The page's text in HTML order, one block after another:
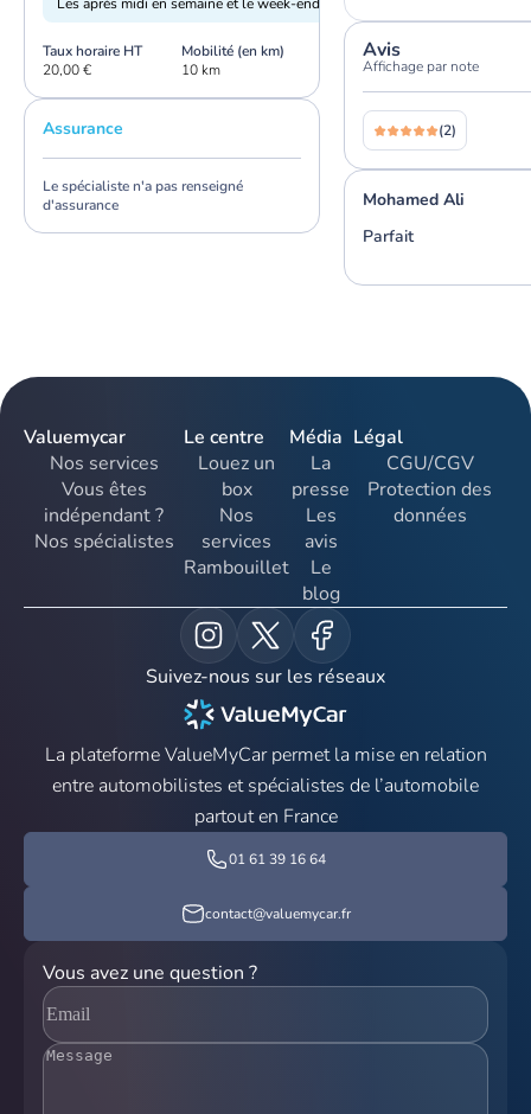
Taux horaire HT
20,00 €
Mobilité (en km)
10 km
Assurance
Le spécialiste n'a pas renseigné
d'assurance
Avis
Affichage par note
(2)
Mohamed Ali
Parfait
Valuemycar
Nos services
Vous êtes
indépendant ?
Nos spécialistes
Le centre
Louez un
box
Nos
services
Rambouillet
Média
La
presse
Les
avis
Le
blog
Légal
CGU/CGV
Protection des
données
Suivez-nous sur les réseaux
La plateforme ValueMyCar permet la mise en relation
entre automobilistes et spécialistes de l’automobile
partout en France
01 61 39 16 64
contact@valuemycar.fr
Vous avez une question ?